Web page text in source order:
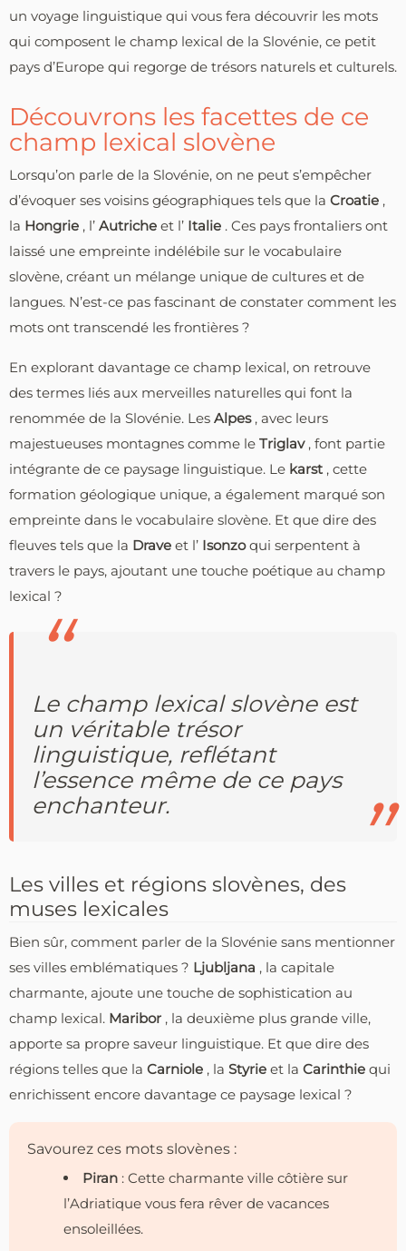
un voyage linguistique qui vous fera découvrir les mots
qui composent le champ lexical de la Slovénie, ce petit
pays d’Europe qui regorge de trésors naturels et culturels.
Découvrons les facettes de ce
champ lexical slovène
Lorsqu’on parle de la Slovénie, on ne peut s’empêcher
d’évoquer ses voisins géographiques tels que la Croatie ,
la Hongrie , l’ Autriche et l’ Italie . Ces pays frontaliers ont
laissé une empreinte indélébile sur le vocabulaire
slovène, créant un mélange unique de cultures et de
langues. N’est-ce pas fascinant de constater comment les
mots ont transcendé les frontières ?
En explorant davantage ce champ lexical, on retrouve
des termes liés aux merveilles naturelles qui font la
renommée de la Slovénie. Les Alpes , avec leurs
majestueuses montagnes comme le Triglav , font partie
intégrante de ce paysage linguistique. Le karst , cette
formation géologique unique, a également marqué son
empreinte dans le vocabulaire slovène. Et que dire des
fleuves tels que la Drave et l’ Isonzoqui serpentent à
travers le pays, ajoutant une touche poétique au champ
lexical ?
Le champ lexical slovène est
un véritable trésor
linguistique, reflétant
l’essence même de ce pays
enchanteur.
Les villes et régions slovènes, des
muses lexicales
Bien sûr, comment parler de la Slovénie sans mentionner
ses villes emblématiques ? Ljubljana , la capitale
charmante, ajoute une touche de sophistication au
champ lexical. Maribor , la deuxième plus grande ville,
apporte sa propre saveur linguistique. Et que dire des
régions telles que la Carniole , la Styrie et la Carinthie qui
enrichissent encore davantage ce paysage lexical ?
Savourez ces mots slovènes :
Piran : Cette charmante ville côtière sur
l’Adriatique vous fera rêver de vacances
ensoleillées.